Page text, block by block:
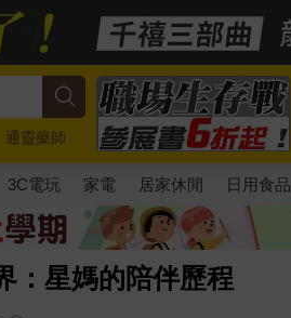
通靈藥師
3C電玩 家電 居家休閒 日用食品
：星媽的陪伴歷程